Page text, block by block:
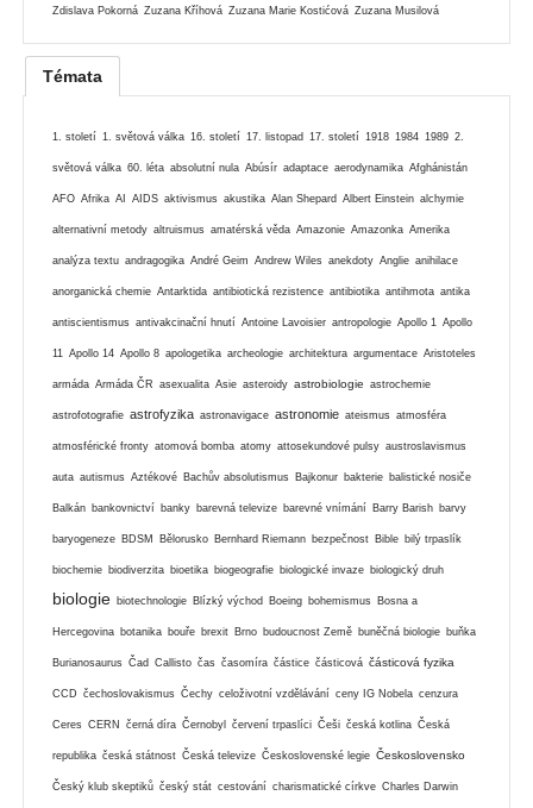
Zdislava Pokorná Zuzana Kříhová Zuzana Marie Kostićová Zuzana Musilová
Témata
1. století 1. světová válka 16. století 17. listopad 17. století 1918 1984 1989 2.
světová válka 60. léta absolutní nula Abúsír adaptace aerodynamika Afghánistán
AFO Afrika AI AIDS aktivismus akustika Alan Shepard Albert Einstein alchymie
alternativní metody altruismus amatérská věda Amazonie Amazonka Amerika
analýza textu andragogika André Geim Andrew Wiles anekdoty Anglie anihilace
anorganická chemie Antarktida antibiotická rezistence antibiotika antihmota antika
antiscientismus antivakcinační hnutí Antoine Lavoisier antropologie Apollo 1 Apollo
11 Apollo 14 Apollo 8 apologetika archeologie architektura argumentace Aristoteles
armáda Armáda ČR asexualita Asie asteroidy astrobiologie astrochemie
astrofotografie astrofyzika astronavigace astronomie ateismus atmosféra
atmosférické fronty atomová bomba atomy attosekundové pulsy austroslavismus
auta autismus Aztékové Bachův absolutismus Bajkonur bakterie balistické nosiče
Balkán bankovnictví banky barevná televize barevné vnímání Barry Barish barvy
baryogeneze BDSM Bělorusko Bernhard Riemann bezpečnost Bible bilý trpaslík
biochemie biodiverzita bioetika biogeografie biologické invaze biologický druh
biologie biotechnologie Blízký východ Boeing bohemismus Bosna a
Hercegovina botanika bouře brexit Brno budoucnost Země buněčná biologie buňka
Burianosaurus Čad Callisto čas časomíra částice částicová částicová fyzika
CCD čechoslovakismus Čechy celoživotní vzdělávání ceny IG Nobela cenzura
Ceres CERN černá díra Černobyl červení trpaslíci Češi česká kotlina Česká
republika česká státnost Česká televize Československé legie Československo
Český klub skeptiků český stát cestování charismatické církve Charles Darwin